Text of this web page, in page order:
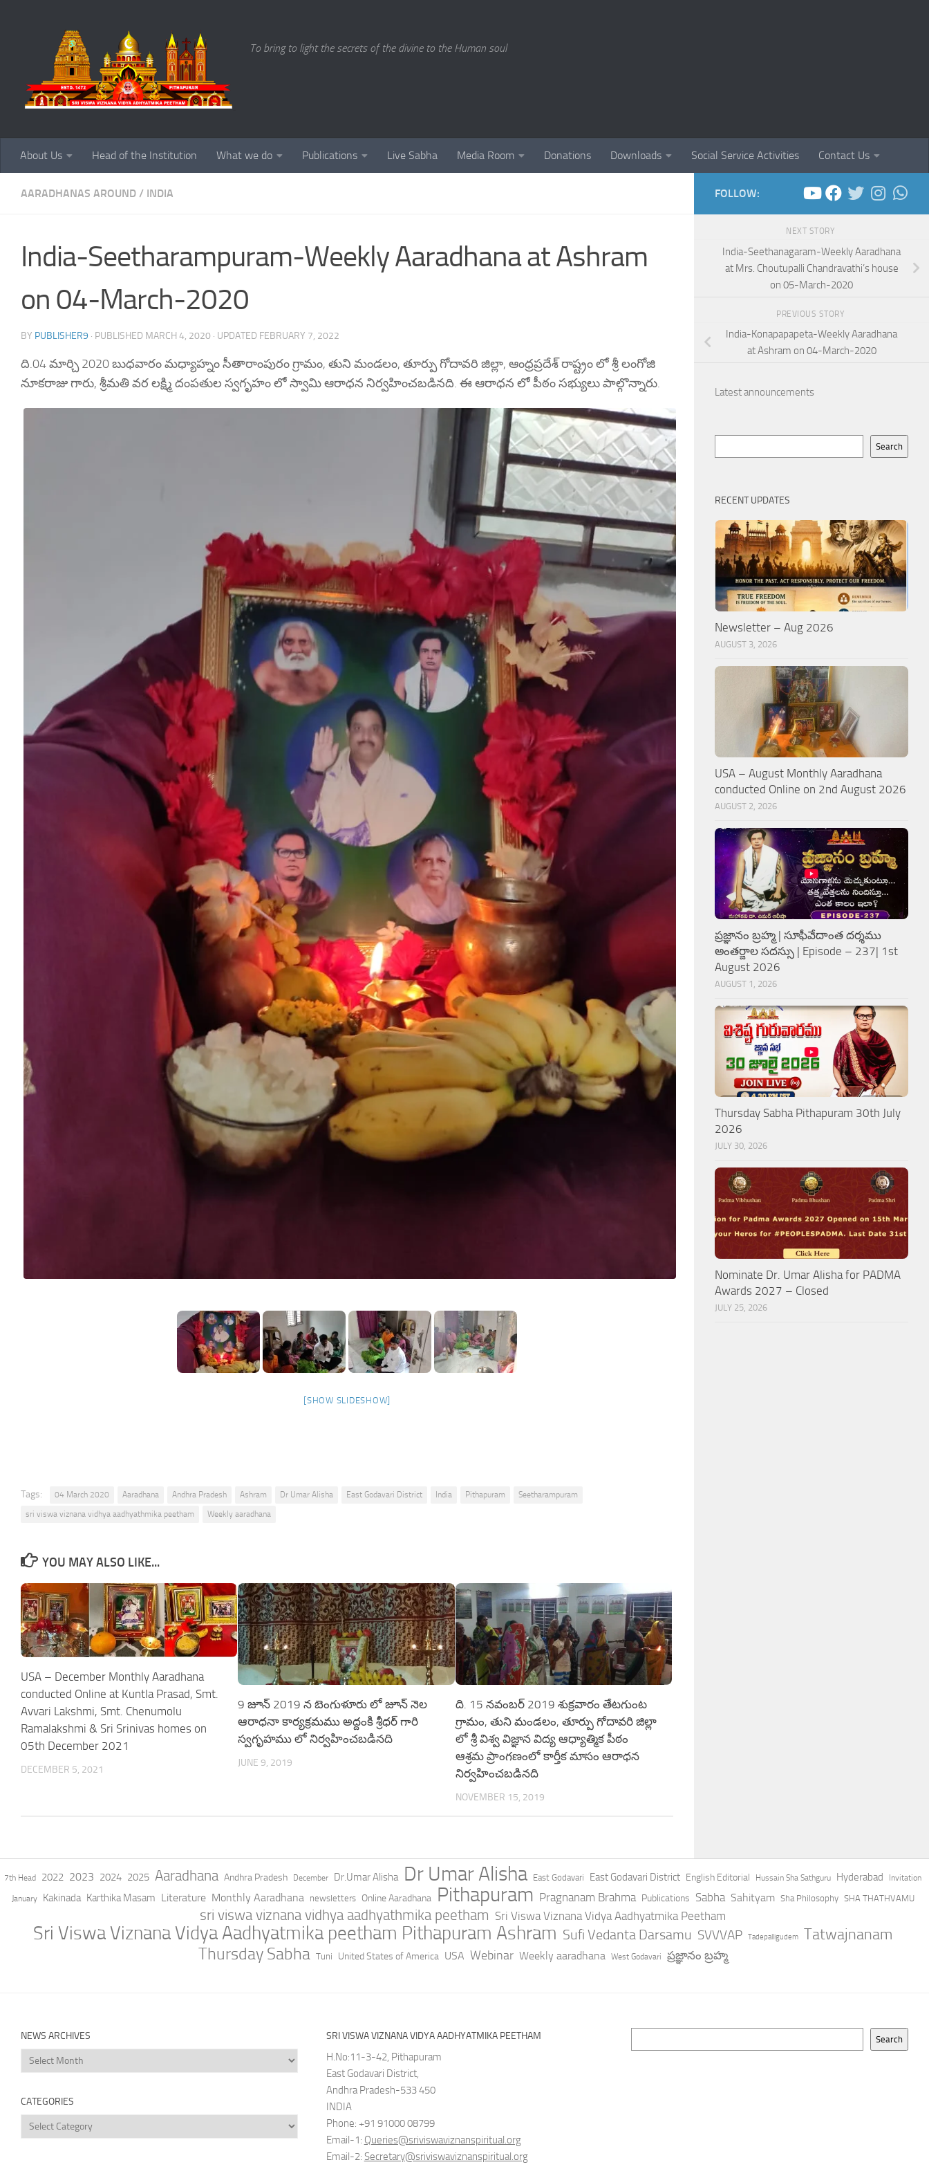
To bring to light the secrets of the divine to the Human soul
About Us Head of the Institution What we do Publications Live Sabha Media Room Donations Downloads Social Service Activities Contact Us
AARADHANAS AROUND / INDIA
India-Seetharampuram-Weekly Aaradhana at Ashram
on 04-March-2020
BY PUBLISHER9 · PUBLISHED MARCH 4, 2020 · UPDATED FEBRUARY 7, 2022
ది.04 మార్చి 2020 బుధవారం మధ్యాహ్నం సీతారాంపురం గ్రామం, తుని మండలం, తూర్పు గోదావరి జిల్లా, ఆంధ్రప్రదేశ్ రాష్ట్రం లో శ్రీ లంగోజి
నూకరాజు గారు, శ్రీమతి వర లక్ష్మి దంపతుల స్వగృహం లో స్వామి ఆరాధన నిర్వహించబడినది. ఈ ఆరాధన లో పీఠం సభ్యులు పాల్గొన్నారు.
[SHOW SLIDESHOW]
Tags: 04 March 2020 Aaradhana Andhra Pradesh Ashram Dr Umar Alisha East Godavari District India Pithapuram
Seetharampuram
sri viswa viznana vidhya aadhyathmika peetham
Weekly aaradhana
YOU MAY ALSO LIKE...
USA – December Monthly Aaradhana
conducted Online at Kuntla Prasad, Smt.
Avvari Lakshmi, Smt. Chenumolu
Ramalakshmi & Sri Srinivas homes on
05th December 2021
DECEMBER 5, 2021
9 జూన్ 2019 న బెంగుళూరు లో జూన్ నెల
ఆరాధనా కార్యక్రమము అద్దంకి శ్రీధర్ గారి
స్వగృహము లో నిర్వహించబడినది
JUNE 9, 2019
ది. 15 నవంబర్ 2019 శుక్రవారం తేటగుంట
గ్రామం, తుని మండలం, తూర్పు గోదావరి జిల్లా
లో శ్రీ విశ్వ విజ్ఞాన విద్య ఆధ్యాత్మిక పీఠం
ఆశ్రమ ప్రాంగణంలో కార్తీక మాసం ఆరాధన
నిర్వహించబడినది
NOVEMBER 15, 2019
FOLLOW:
NEXT STORY
India-Seethanagaram-Weekly Aaradhana
at Mrs. Choutupalli Chandravathi’s house
on 05-March-2020
PREVIOUS STORY
India-Konapapapeta-Weekly Aaradhana
at Ashram on 04-March-2020
Latest announcements
Search
RECENT UPDATES
Newsletter – Aug 2026
AUGUST 3, 2026
USA – August Monthly Aaradhana
conducted Online on 2nd August 2026
AUGUST 2, 2026
ప్రజ్ఞానం బ్రహ్మ | సూఫీవేదాంత దర్శము
అంతర్జాల సదస్సు | Episode – 237| 1st
August 2026
AUGUST 1, 2026
Thursday Sabha Pithapuram 30th July
2026
JULY 30, 2026
Nominate Dr. Umar Alisha for PADMA
Awards 2027 – Closed
JULY 25, 2026
7th Head 2022 2023 2024 2025 Aaradhana Andhra Pradesh December Dr.Umar Alisha Dr Umar Alisha East Godavari East Godavari District English Editorial Hussain Sha Sathguru Hyderabad Invitation
January Kakinada Karthika Masam Literature Monthly Aaradhana newsletters Online Aaradhana Pithapuram Pragnanam Brahma Publications Sabha Sahityam Sha Philosophy SHA THATHVAMU
sri viswa viznana vidhya aadhyathmika peetham Sri Viswa Viznana Vidya Aadhyatmika Peetham
Sri Viswa Viznana Vidya Aadhyatmika peetham Pithapuram Ashram Sufi Vedanta Darsamu SVVVAP Tadepalligudem Tatwajnanam
Thursday Sabha Tuni United States of America USA Webinar Weekly aaradhana West Godavari ప్రజ్ఞానం బ్రహ్మ
NEWS ARCHIVES
News
Archives
CATEGORIES
Categories
SRI VISWA VIZNANA VIDYA AADHYATMIKA PEETHAM
H.No:11-3-42, Pithapuram
East Godavari District,
Andhra Pradesh-533 450
INDIA
Phone: +91 91000 08799
Email-1: Queries@sriviswaviznanspiritual.org
Email-2: Secretary@sriviswaviznanspiritual.org
Search